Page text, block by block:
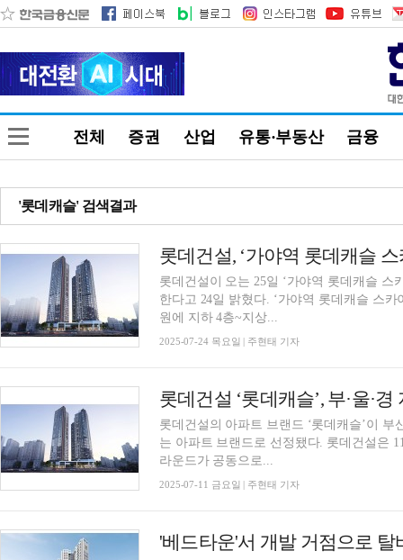
전체 증권 산업 유통·부동산 금융
'롯데캐슬' 검색결과
롯데건설, ‘가야역 롯데캐슬
롯데건설이 오는 25일 ‘가야역 롯데캐슬 스
한다고 24일 밝혔다. ‘가야역 롯데캐슬 스카이엘’은 부산광역시 부산진구 가야동 3-11번지 일
원에 지하 4층~지상...
2025-07-24 목요일 | 주현태 기자
롯데건설의 아파트 브랜드 ‘롯데캐슬’이 부
는 아파트 브랜드로 선정됐다. 롯데건설은 11일 부동산 리서치 전문 기업 부동산R114와 턴어
라운드가 공동으로...
2025-07-11 금요일 | 주현태 기자
'베드타운'서 개발 거점으로